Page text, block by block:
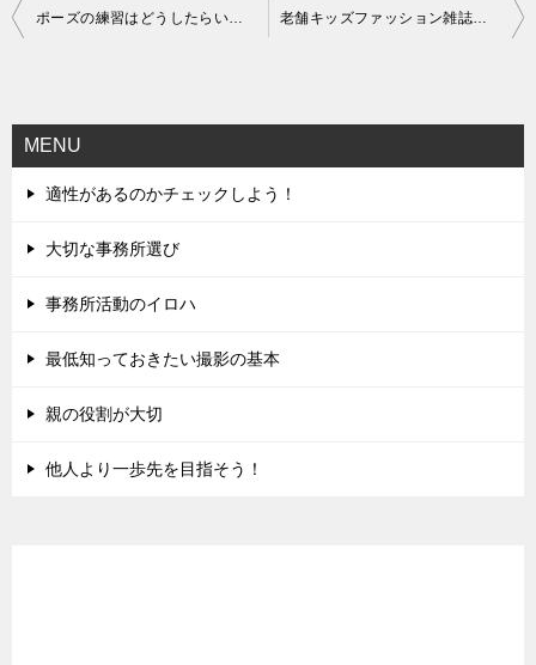
投
ビ
ゲ
ー
シ
ポーズの練習はどうしたらいい？ 老舗キッズファッション雑誌「sesame」のモデルになるためには？
MENU
適性があるのかチェックしよう！
大切な事務所選び
事務所活動のイロハ
最低知っておきたい撮影の基本
親の役割が大切
他人より一歩先を目指そう！